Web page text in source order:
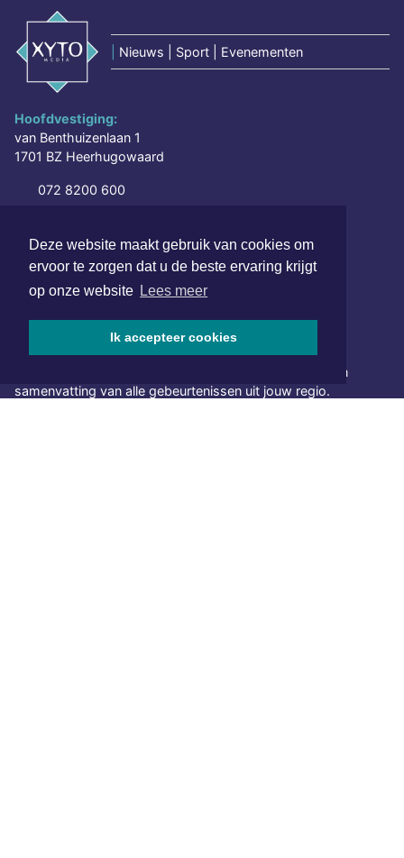
Deze website maakt gebruik van cookies om
ervoor te zorgen dat u de beste ervaring krijgt
op onze website Lees meer
Ik accepteer cookies
Nieuws | Sport | Evenementen
Hoofdvestiging:
van Benthuizenlaan 1
1701 BZ Heerhugowaard
072 8200 600
SOCIAL MEDIA
NIEUWSBRIEF AANMELDEN
Schrijf je in voor onze nieuwsbrief en krijg wekelijks een
samenvatting van alle gebeurtenissen uit jouw regio.